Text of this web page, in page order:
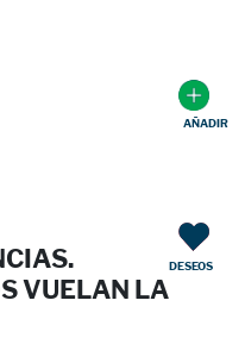
VUELAN LA
AÑADIR
DESEOS